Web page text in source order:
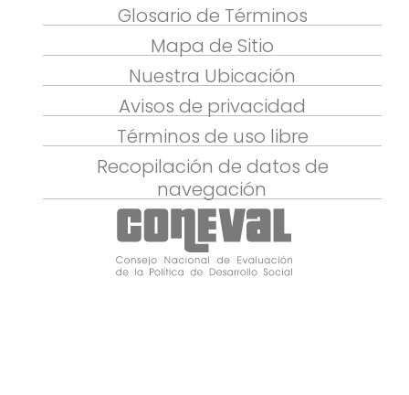
Glosario de Términos
Mapa de Sitio
Nuestra Ubicación
Avisos de privacidad
Términos de uso libre
Recopilación de datos de
navegación